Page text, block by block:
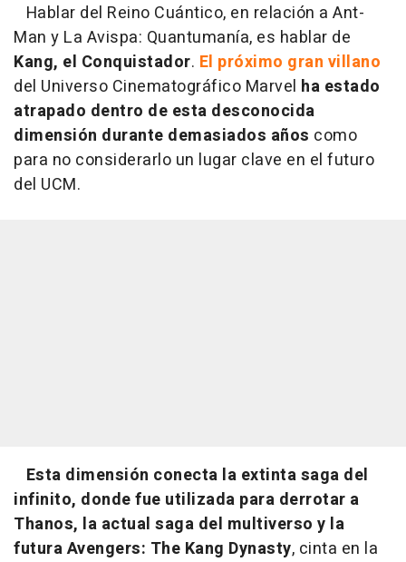
Hablar del Reino Cuántico, en relación a Ant-
Man y La Avispa: Quantumanía, es hablar de
Kang, el Conquistador. El próximo gran villano
del Universo Cinematográfico Marvel ha estado
atrapado dentro de esta desconocida
dimensión durante demasiados años como
para no considerarlo un lugar clave en el futuro
del UCM.
Esta dimensión conecta la extinta saga del
infinito, donde fue utilizada para derrotar a
Thanos, la actual saga del multiverso y la
futura Avengers: The Kang Dynasty, cinta en la